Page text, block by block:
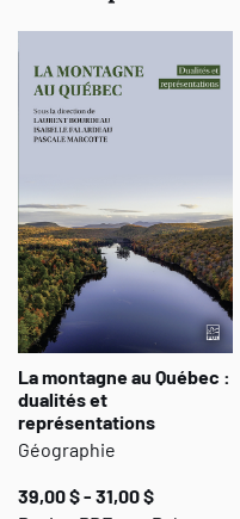
La montagne au Québec :
dualités et
représentations
Géographie
39,00 $ - 31,00 $